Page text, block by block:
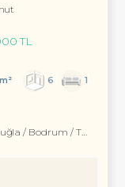
TL
6
1
/ Bodrum / Turgutreis